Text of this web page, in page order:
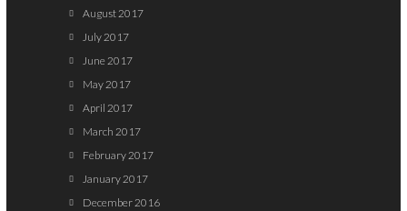
August 2017
July 2017
June 2017
May 2017
April 2017
March 2017
February 2017
January 2017
December 2016